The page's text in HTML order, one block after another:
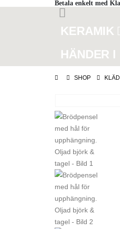
Betala enkelt med
KERAMIK
HÄNDER
SHOP